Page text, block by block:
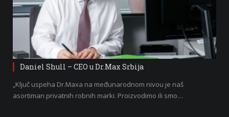
Daniel Shull – CEO u Dr.Max Srbija
„Ključ uspeha Dr.Maxa na međunarodnom nivou je naš
asortiman privatnih robnih marki. Proizvodimo ili smo…